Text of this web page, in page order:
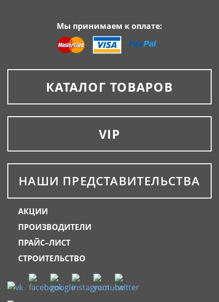
Мы принимаем к оплате:
КАТАЛОГ ТОВАРОВ
VIP
НАШИ ПРЕДСТАВИТЕЛЬСТВА
АКЦИИ
ПРОИЗВОДИТЕЛИ
ПРАЙС–ЛИСТ
СТРОИТЕЛЬСТВО